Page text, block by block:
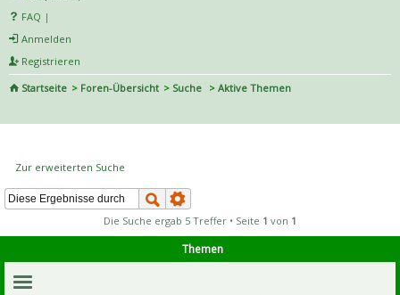
FAQ |
Anmelden
Registrieren
Startseite
Foren-Übersicht Suche
Aktive Themen
Zur erweiterten Suche
Die Suche ergab 5 Treffer • Seite 1 von 1
Themen